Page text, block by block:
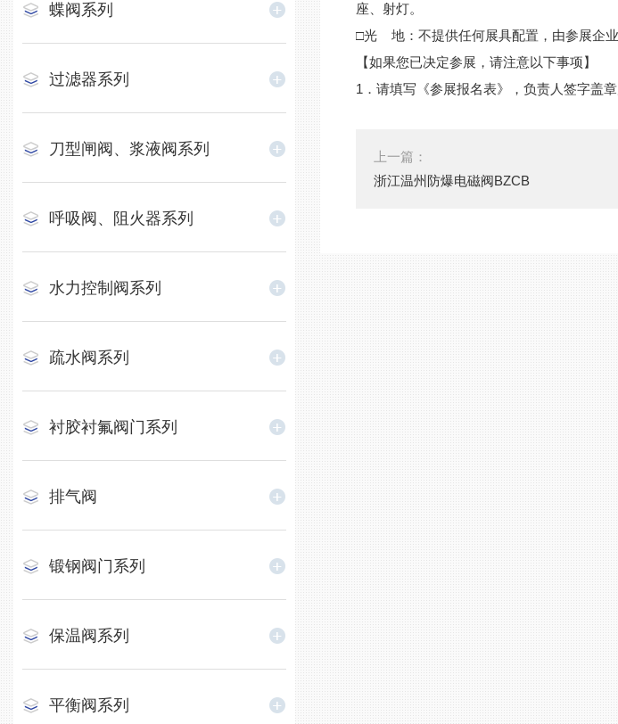
蝶阀系列
过滤器系列
刀型闸阀、浆液阀系列
呼吸阀、阻火器系列
水力控制阀系列
疏水阀系列
衬胶衬氟阀门系列
排气阀
锻钢阀门系列
保温阀系列
平衡阀系列
座、射灯。
□光 地：不提供任何展具配置，由参展企
【如果您已决定参展，请注意以下事项】
1．请填写《参展报名表》，负责人签字盖
上一篇：
浙江温州防爆电磁阀BZCB